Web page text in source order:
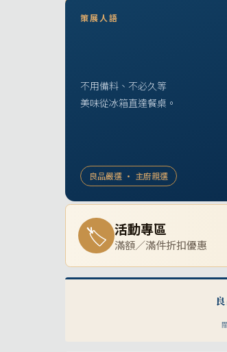
策展人語
不用備料、不必久等
美味從冰箱直達餐桌。
良品嚴選 · 主廚親選
🏷 活動專區
滿額／滿件折扣優惠